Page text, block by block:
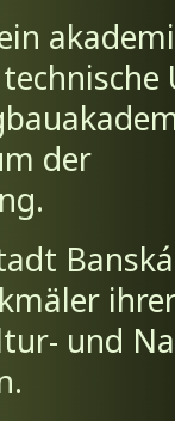
der
und